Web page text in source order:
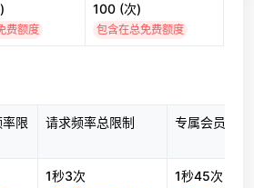
费额度
100 (次)
包含在总免费额度
限
请求频率总限制 专属会员请
1秒3次 1秒45次